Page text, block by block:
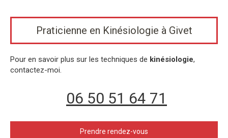
Praticienne en Kinésiologie à Givet
Pour en savoir plus sur les techniques de kinésiologie,
contactez-moi.
06 50 51 64 71
Prendre rendez-vous